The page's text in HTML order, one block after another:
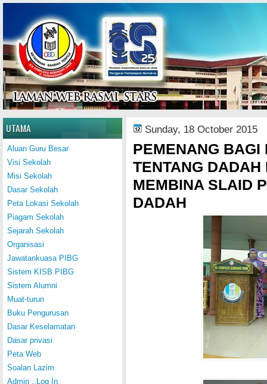
Home
Sunday, 18 October 2015
PEMENANG BAGI
TENTANG
MEMBINA SLAID
DADAH
UTAMA
Aluan Guru Besar
Visi Sekolah
Misi Sekolah
Dasar Sekolah
Peta Lokasi Sekolah
Piagam Sekolah
Sejarah Sekolah
Organisasi
Jawatankuasa PIBG
Sistem KISB PIBG
Sistem Alumni
Muat-turun
Buku Pengurusan
Dasar Keselamatan
Dasar privasi
Peta Web
Soalan Lazim
Admin ..Log In